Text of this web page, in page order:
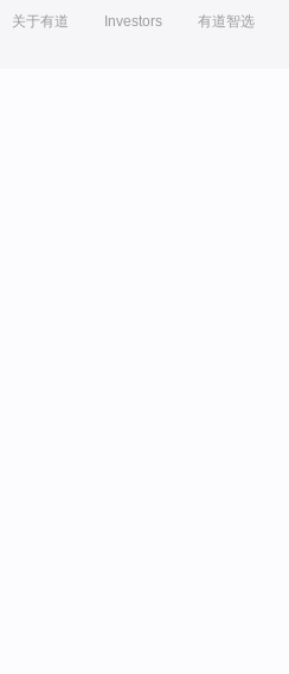
关于有道 Investors 有道智选